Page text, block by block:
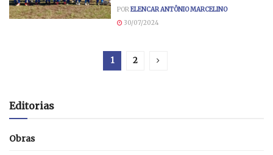
PORELENCAR ANTÔNIO MARCELINO
30/07/2024
1 2
Editorias
Obras